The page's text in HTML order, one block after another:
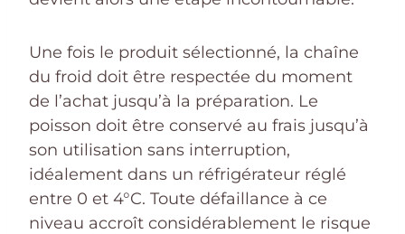
Une fois le produit sélectionné, la chaîne
du froid doit être respectée du moment
de l’achat jusqu’à la préparation. Le
poisson doit être conservé au frais jusqu’à
son utilisation sans interruption,
idéalement dans un réfrigérateur réglé
entre 0 et 4°C. Toute défaillance à ce
niveau accroît considérablement le risque